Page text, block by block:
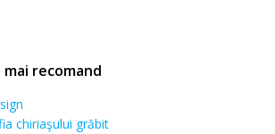
mai recomand
chiriaşului grăbit